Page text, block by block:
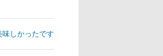
味しかったです